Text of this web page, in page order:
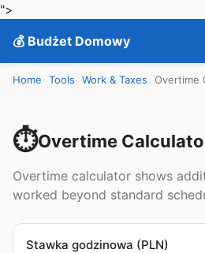
">
💰 Budżet Domowy
Home Tools Work & Taxes Overtime
⏱️Overtime
Overtime calculator shows
worked beyond standard
Stawka godzinowa (PLN)